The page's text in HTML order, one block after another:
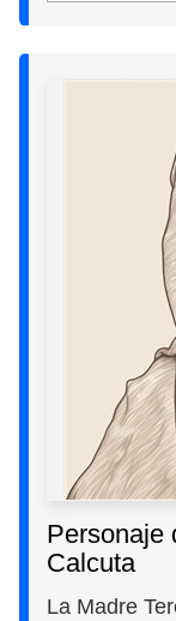
Personaje
Calcuta
La Madre